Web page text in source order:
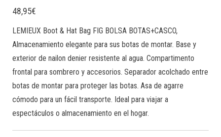
48,95€
LEMIEUX Boot & Hat Bag FIG BOLSA BOTAS+CASCO,
Almacenamiento elegante para sus botas de montar. Base y
exterior de nailon denier resistente al agua. Compartimento
frontal para sombrero y accesorios. Separador acolchado entre
botas de montar para proteger las botas. Asa de agarre
cómodo para un fácil transporte. Ideal para viajar a
espectáculos o almacenamiento en el hogar.